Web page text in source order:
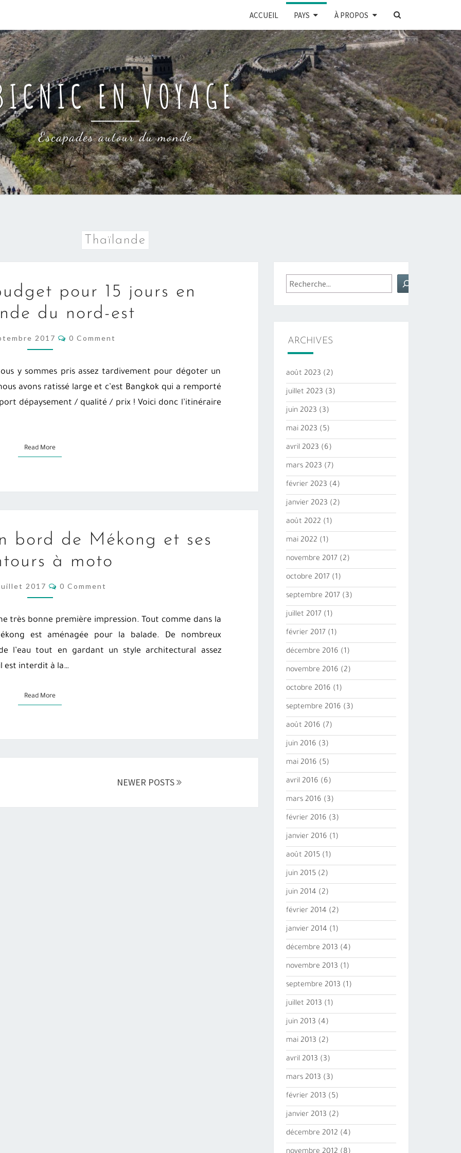
ACCUEIL PAYS À PROPOS
SEARCH
EN VOYAGE
Escapades autour du monde
Thaïlande
ET
BUDGET
15
EN
THAÏLANDE
DU
pour 15 jours en
du nord-est
2017 COMMENTS
0 Comment
y sommes pris assez tardivement pour dégoter un
avons ratissé large et c’est Bangkok qui a remporté
dépaysement / qualité / prix ! Voici donc l’itinéraire
Read MoreRead More
KHAN
EN
DE
ET
SES
ALENTOURS
À
bord de Mékong et ses
à moto
2017 COMMENTS
0 Comment
très bonne première impression. Tout comme dans la
est aménagée pour la balade. De nombreux
l’eau tout en gardant un style architectural assez
est interdit à la…
Read MoreRead More
NEWER POSTS
ARCHIVES
août 2023 (2)
juillet 2023 (3)
juin 2023 (3)
mai 2023 (5)
avril 2023 (6)
mars 2023 (7)
février 2023 (4)
janvier 2023 (2)
août 2022 (1)
mai 2022 (1)
novembre 2017 (2)
octobre 2017 (1)
septembre 2017 (3)
juillet 2017 (1)
février 2017 (1)
décembre 2016 (1)
novembre 2016 (2)
octobre 2016 (1)
septembre 2016 (3)
août 2016 (7)
juin 2016 (3)
mai 2016 (5)
avril 2016 (6)
mars 2016 (3)
février 2016 (3)
janvier 2016 (1)
août 2015(1)
juin 2015(2)
juin 2014 (2)
février 2014 (2)
janvier 2014 (1)
décembre 2013 (4)
novembre 2013 (1)
septembre 2013 (1)
juillet 2013 (1)
juin 2013 (4)
mai 2013 (2)
avril 2013 (3)
mars 2013 (3)
février 2013 (5)
janvier 2013 (2)
décembre 2012 (4)